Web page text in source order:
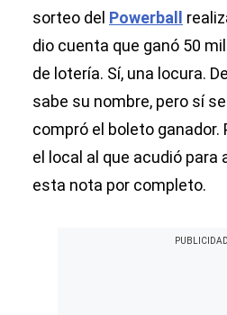
sorteo del Powerball
dio cuenta que ganó 50
de lotería. Sí, una locura.
sabe su nombre, pero sí
compró el boleto ganador.
el local al que acudió para
esta nota por completo.